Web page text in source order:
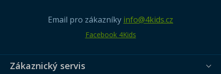
Email pro zákazníky info@4kids.cz
Facebook 4Kids
Zákaznický servis